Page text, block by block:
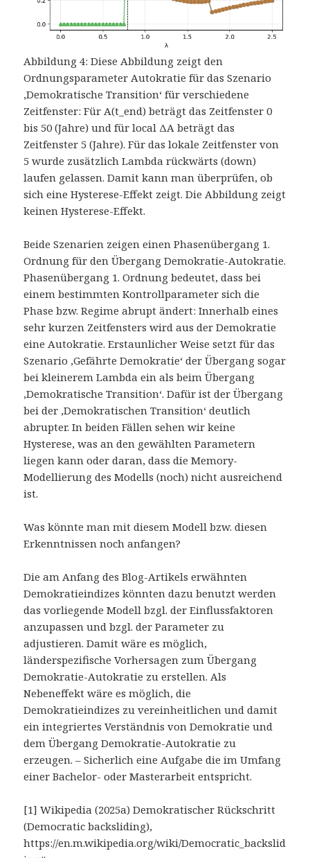
Abbildung 4: Diese Abbildung zeigt den
Ordnungsparameter Autokratie für das Szenario
‚Demokratische Transition‘ für verschiedene
Zeitfenster: Für A(t_end) beträgt das Zeitfenster 0
bis 50 (Jahre) und für local ΔA beträgt das
Zeitfenster 5 (Jahre). Für das lokale Zeitfenster von
5 wurde zusätzlich Lambda rückwärts (down)
laufen gelassen. Damit kann man überprüfen, ob
sich eine Hysterese-Effekt zeigt. Die Abbildung zeigt
keinen Hysterese-Effekt.
Beide Szenarien zeigen einen Phasenübergang 1.
Ordnung für den Übergang Demokratie-Autokratie.
Phasenübergang 1. Ordnung bedeutet, dass bei
einem bestimmten Kontrollparameter sich die
Phase bzw. Regime abrupt ändert: Innerhalb eines
sehr kurzen Zeitfensters wird aus der Demokratie
eine Autokratie. Erstaunlicher Weise setzt für das
Szenario ‚Gefährte Demokratie‘ der Übergang sogar
bei kleinerem Lambda ein als beim Übergang
‚Demokratische Transition‘. Dafür ist der Übergang
bei der ‚Demokratischen Transition‘ deutlich
abrupter. In beiden Fällen sehen wir keine
Hysterese, was an den gewählten Parametern
liegen kann oder daran, dass die Memory-
Modellierung des Modells (noch) nicht ausreichend
ist.
Was könnte man mit diesem Modell bzw. diesen
Erkenntnissen noch anfangen?
Die am Anfang des Blog-Artikels erwähnten
Demokratieindizes könnten dazu benutzt werden
das vorliegende Modell bzgl. der Einflussfaktoren
anzupassen und bzgl. der Parameter zu
adjustieren. Damit wäre es möglich,
länderspezifische Vorhersagen zum Übergang
Demokratie-Autokratie zu erstellen. Als
Nebeneffekt wäre es möglich, die
Demokratieindizes zu vereinheitlichen und damit
ein integriertes Verständnis von Demokratie und
dem Übergang Demokratie-Autokratie zu
erzeugen. – Sicherlich eine Aufgabe die im Umfang
einer Bachelor- oder Masterarbeit entspricht.
[1] Wikipedia (2025a) Demokratischer Rückschritt
(Democratic backsliding),
https://en.m.wikipedia.org/wiki/Democratic_backslid